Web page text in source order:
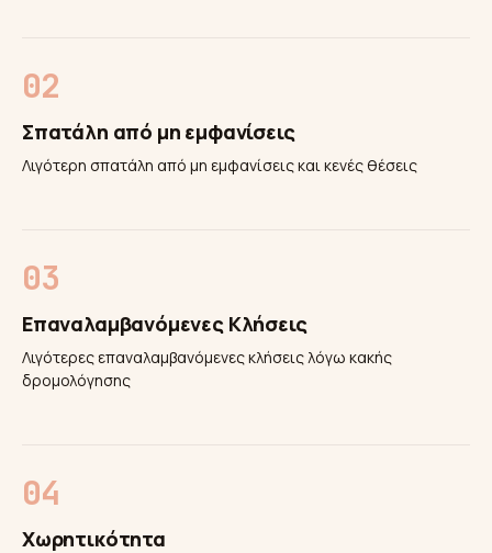
Σπατάλη από μη εμφανίσεις
Λιγότερη σπατάλη από μη εμφανίσεις και κενές θέσεις
Επαναλαμβανόμενες Κλήσεις
Λιγότερες επαναλαμβανόμενες κλήσεις λόγω κακής
δρομολόγησης
Χωρητικότητα